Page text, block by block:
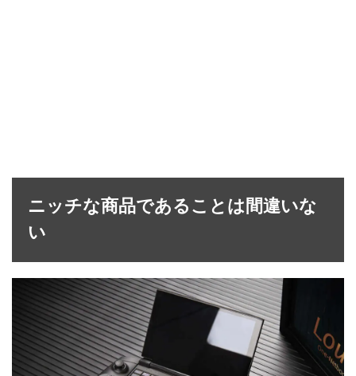
ニッチな商品であることは間違いな
い